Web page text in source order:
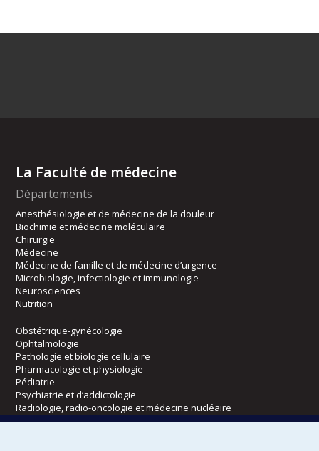
La Faculté de médecine
Départements
Anesthésiologie et de médecine de la douleur
Biochimie et médecine moléculaire
Chirurgie
Médecine
Médecine de famille et de médecine d’urgence
Microbiologie, infectiologie et immunologie
Neurosciences
Nutrition
Obstétrique-gynécologie
Ophtalmologie
Pathologie et biologie cellulaire
Pharmacologie et physiologie
Pédiatrie
Psychiatrie et d’addictologie
Radiologie, radio-oncologie et médecine nucléaire